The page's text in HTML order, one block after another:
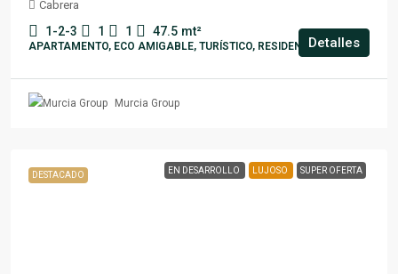
Cabrera
1-2-3 1 1 47.5 mt²
APARTAMENTO, ECO AMIGABLE, TURÍSTICO, RESIDENCIALDetalles
Murcia Group
DESTACADO EN DESARROLLO LUJOSO SUPER OFERTA